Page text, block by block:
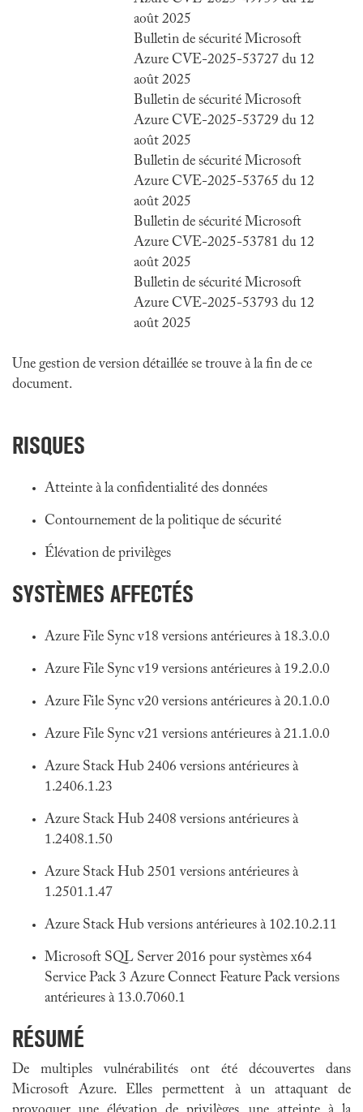
août 2025
Bulletin de sécurité Microsoft
Azure CVE-2025-53727 du 12
août 2025
Bulletin de sécurité Microsoft
Azure CVE-2025-53729 du 12
août 2025
Bulletin de sécurité Microsoft
Azure CVE-2025-53765 du 12
août 2025
Bulletin de sécurité Microsoft
Azure CVE-2025-53781 du 12
août 2025
Bulletin de sécurité Microsoft
Azure CVE-2025-53793 du 12
août 2025
Une gestion de version détaillée se trouve à la fin de ce
document.
RISQUES
Atteinte à la confidentialité des données
Contournement de la politique de sécurité
Élévation de privilèges
SYSTÈMES AFFECTÉS
Azure File Sync v18 versions antérieures à 18.3.0.0
Azure File Sync v19 versions antérieures à 19.2.0.0
Azure File Sync v20 versions antérieures à 20.1.0.0
Azure File Sync v21 versions antérieures à 21.1.0.0
Azure Stack Hub 2406 versions antérieures à
1.2406.1.23
Azure Stack Hub 2408 versions antérieures à
1.2408.1.50
Azure Stack Hub 2501 versions antérieures à
1.2501.1.47
Azure Stack Hub versions antérieures à 102.10.2.11
Microsoft SQL Server 2016 pour systèmes x64
Service Pack 3 Azure Connect Feature Pack versions
antérieures à 13.0.7060.1
RÉSUMÉ
De multiples vulnérabilités ont été découvertes dans
Microsoft Azure. Elles permettent à un attaquant de